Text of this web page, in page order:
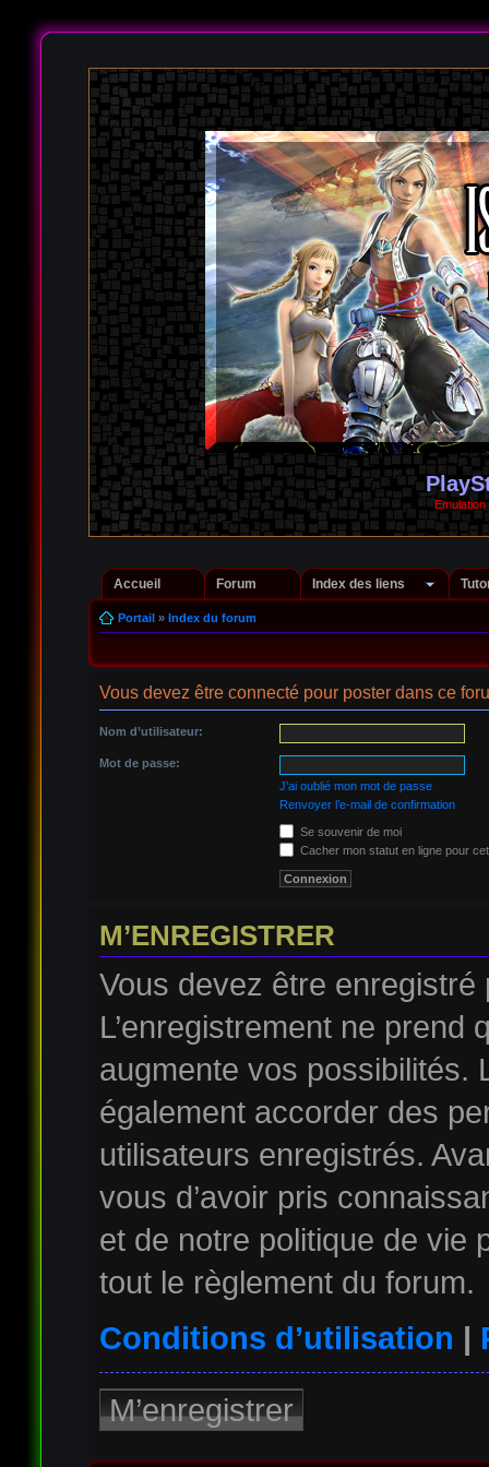
Accueil Forum Index des liens
Portail» Index du forum
Vous devez être connecté pour poster dans ce
Nom d’utilisateur:
Mot de passe:
J’ai oublié mon mot de passe
Renvoyer l’e-mail de confirmation
Se souvenir de moi
Cacher mon statut en ligne pour
M’ENREGISTRER
Vous devez être
L’enregistrement ne prend
augmente vos possibilités.
également accorder des
utilisateurs enregistrés.
vous d’avoir pris
et de notre politique de vie
tout le règlement du forum.
Conditions d’utilisation |
M’enregistrer